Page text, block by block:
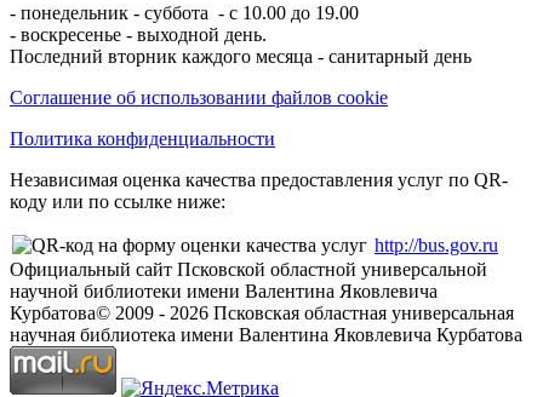
- понедельник - суббота - с 10.00 до 19.00
- воскресенье - выходной день.
Последний вторник каждого месяца - санитарный день
Соглашение об использовании файлов cookie
Политика конфиденциальности
Независимая оценка качества предоставления услуг по QR-
коду или по ссылке ниже:
http://bus.gov.ru
Официальный сайт Псковской областной универсальной
научной библиотеки имени Валентина Яковлевича
Курбатова© 2009 - 2026 Псковская областная универсальная
научная библиотека имени Валентина Яковлевича Курбатова